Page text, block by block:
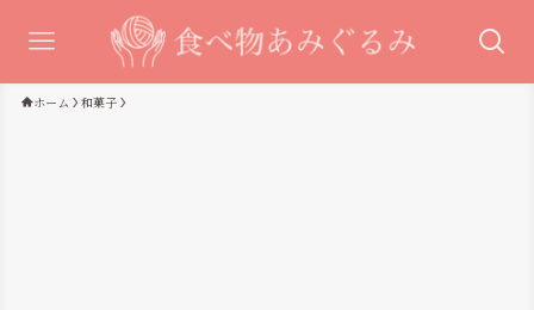
ホーム 和菓子